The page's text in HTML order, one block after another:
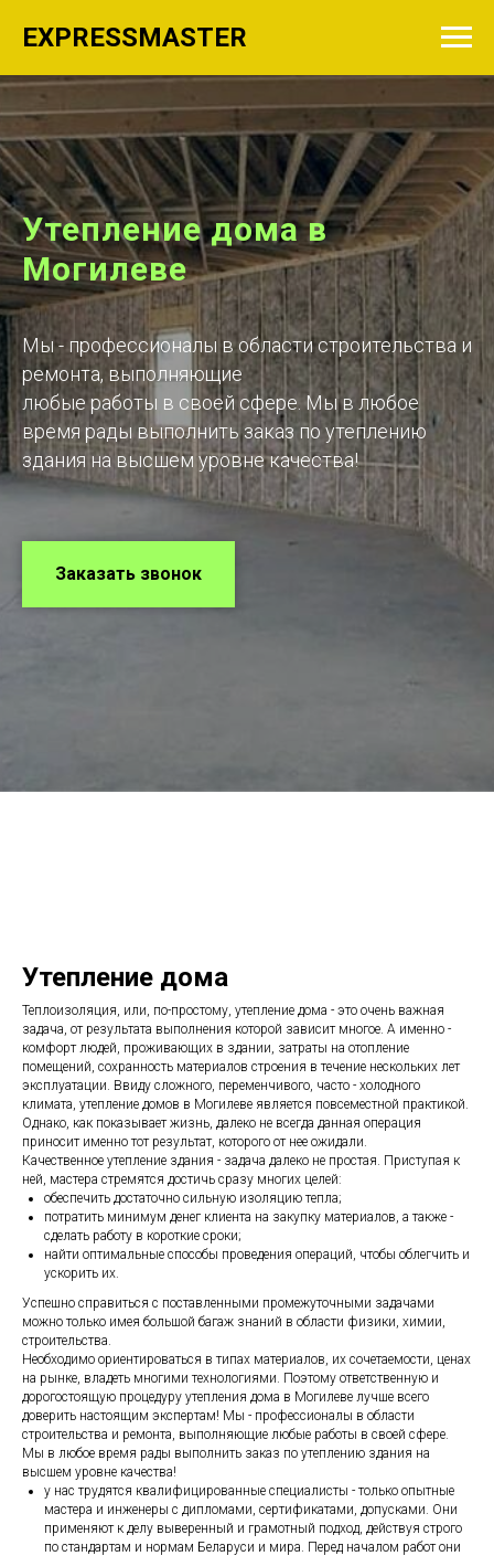
EXPRESSMASTER
Утепление дома в
Могилеве
Мы - профессионалы в области строительства и
ремонта, выполняющие
любые работы в своей сфере. Мы в любое
время рады выполнить заказ по утеплению
здания на высшем уровне качества!
Заказать звонок
Утепление дома
Теплоизоляция, или, по-простому, утепление дома - это очень важная
задача, от результата выполнения которой зависит многое. А именно -
комфорт людей, проживающих в здании, затраты на отопление
помещений, сохранность материалов строения в течение нескольких лет
эксплуатации. Ввиду сложного, переменчивого, часто - холодного
климата, утепление домов в Могилеве является повсеместной практикой.
Однако, как показывает жизнь, далеко не всегда данная операция
приносит именно тот результат, которого от нее ожидали.
Качественное утепление здания - задача далеко не простая. Приступая к
ней, мастера стремятся достичь сразу многих целей:
обеспечить достаточно сильную изоляцию тепла;
потратить минимум денег клиента на закупку материалов, а также -
сделать работу в короткие сроки;
найти оптимальные способы проведения операций, чтобы облегчить и
ускорить их.
Успешно справиться с поставленными промежуточными задачами
можно только имея большой багаж знаний в области физики, химии,
строительства.
Необходимо ориентироваться в типах материалов, их сочетаемости, ценах
на рынке, владеть многими технологиями. Поэтому ответственную и
дорогостоящую процедуру утепления дома в Могилеве лучше всего
доверить настоящим экспертам! Мы - профессионалы в области
строительства и ремонта, выполняющие любые работы в своей сфере.
Мы в любое время рады выполнить заказ по утеплению здания на
высшем уровне качества!
у нас трудятся квалифицированные специалисты - только опытные
мастера и инженеры с дипломами, сертификатами, допусками. Они
применяют к делу выверенный и грамотный подход, действуя строго
по стандартам и нормам Беларуси и мира. Перед началом работ они